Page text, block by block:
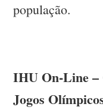
população.
IHU On-Line –
Jogos